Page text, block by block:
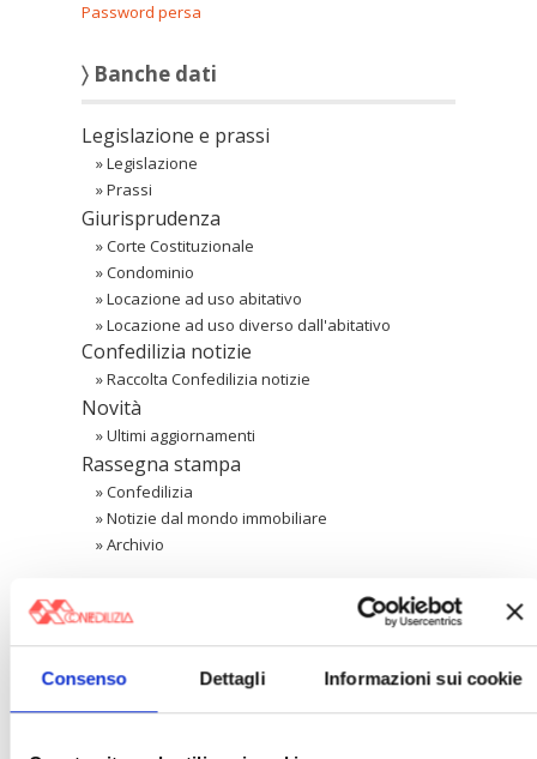
Consenso Dettagli Informazioni sui cookie
Password persa
〉 Banche dati
Legislazione e prassi
»Legislazione
»Prassi
Giurisprudenza
»Corte Costituzionale
»Condominio
»Locazione ad uso abitativo
»Locazione ad uso diverso dall'abitativo
Confedilizia notizie
»Raccolta Confedilizia notizie
Novità
»Ultimi aggiornamenti
Rassegna stampa
»Confedilizia
»Notizie dal mondo immobiliare
»Archivio
Cerca
〉 Area riservata Associazioni